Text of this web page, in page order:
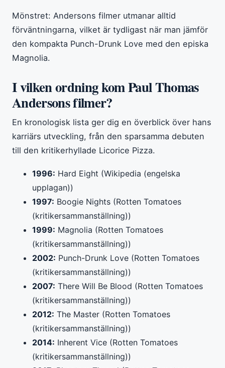
Mönstret: Andersons filmer utmanar alltid
förväntningarna, vilket är tydligast när man jämför
den kompakta Punch-Drunk Love med den episka
Magnolia.
I vilken ordning kom Paul Thomas
Andersons filmer?
En kronologisk lista ger dig en överblick över hans
karriärs utveckling, från den sparsamma debuten
till den kritikerhyllade Licorice Pizza.
1996: Hard Eight (Wikipedia (engelska
upplagan))
1997: Boogie Nights (Rotten Tomatoes
(kritikersammanställning))
1999: Magnolia (Rotten Tomatoes
(kritikersammanställning))
2002: Punch-Drunk Love (Rotten Tomatoes
(kritikersammanställning))
2007: There Will Be Blood (Rotten Tomatoes
(kritikersammanställning))
2012: The Master (Rotten Tomatoes
(kritikersammanställning))
2014: Inherent Vice (Rotten Tomatoes
(kritikersammanställning))